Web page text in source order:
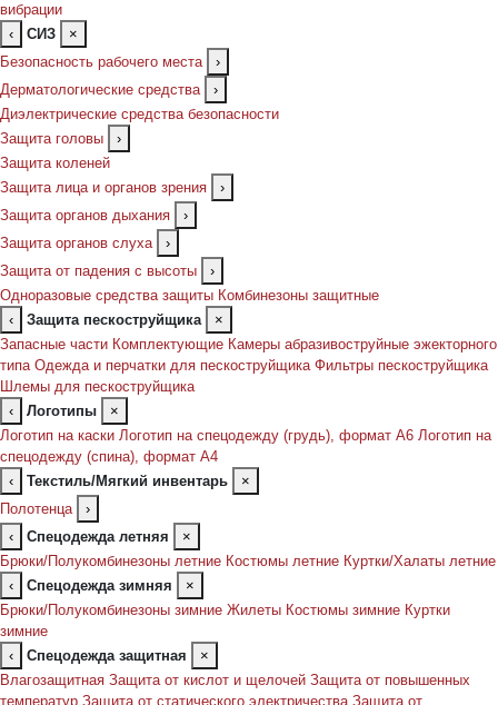
вибрации
‹
СИЗ
×
Безопасность рабочего места
›
Дерматологические средства
›
Диэлектрические средства безопасности
Защита головы
›
Защита коленей
Защита лица и органов зрения
›
Защита органов дыхания
›
Защита органов слуха
›
Защита от падения с высоты
›
Одноразовые средства защиты Комбинезоны защитные
‹
Защита пескоструйщика
×
Запасные части Комплектующие Камеры абразивоструйные эжекторного
типа Одежда и перчатки для пескоструйщика Фильтры пескоструйщика
Шлемы для пескоструйщика
‹
Логотипы
×
Логотип на каски Логотип на спецодежду (грудь), формат А6 Логотип на
спецодежду (спина), формат А4
‹
Текстиль/Мягкий инвентарь
×
Полотенца
›
‹
Спецодежда летняя
×
Брюки/Полукомбинезоны летние Костюмы летние Куртки/Халаты летние
‹
Спецодежда зимняя
×
Брюки/Полукомбинезоны зимние Жилеты Костюмы зимние Куртки
зимние
‹
Спецодежда защитная
×
Влагозащитная Защита от кислот и щелочей Защита от повышенных
температур Защита от статического электричества Защита от